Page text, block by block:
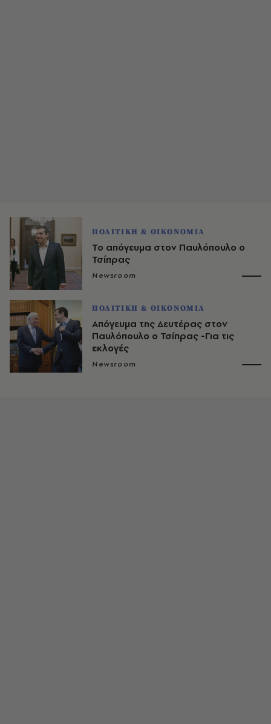
ΠΟΛΙΤΙΚΗ & ΟΙΚΟΝΟΜΙΑ
Το απόγευμα στον Παυλόπουλο ο
Τσίπρας
Newsroom
ΠΟΛΙΤΙΚΗ & ΟΙΚΟΝΟΜΙΑ
Απόγευμα της Δευτέρας στον
Παυλόπουλο ο Τσίπρας -Για τις
εκλογές
Newsroom